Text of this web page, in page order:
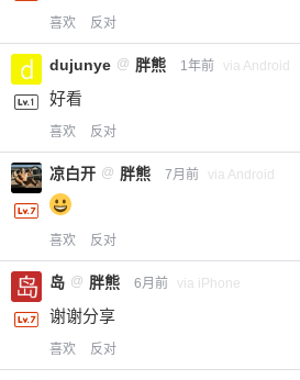
喜欢 反对
dujunye @ 胖熊 1年前 via Android
好看
喜欢 反对
凉白开 @ 胖熊 7月前 via Android
喜欢 反对
岛 @ 胖熊 6月前 via iPhone
谢谢分享
喜欢 反对